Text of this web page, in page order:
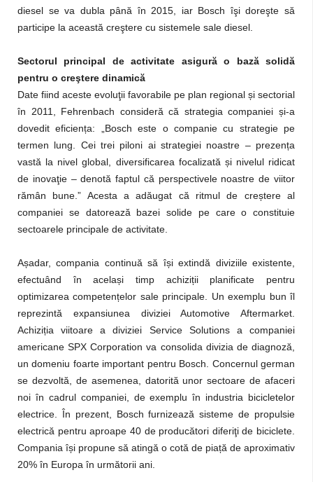
diesel se va dubla până în 2015, iar Bosch îşi doreşte să
participe la această creştere cu sistemele sale diesel.
Sectorul principal de activitate asigură o bază solidă
pentru o creştere dinamică
Date fiind aceste evoluţii favorabile pe plan regional și sectorial
în 2011, Fehrenbach consideră că strategia companiei și-a
dovedit eficiența: „Bosch este o companie cu strategie pe
termen lung. Cei trei piloni ai strategiei noastre – prezența
vastă la nivel global, diversificarea focalizată și nivelul ridicat
de inovaţie – denotă faptul că perspectivele noastre de viitor
rămân bune.” Acesta a adăugat că ritmul de creștere al
companiei se datorează bazei solide pe care o constituie
sectoarele principale de activitate.
Așadar, compania continuă să își extindă diviziile existente,
efectuând în același timp achiziții planificate pentru
optimizarea competențelor sale principale. Un exemplu bun îl
reprezintă expansiunea diviziei Automotive Aftermarket.
Achiziția viitoare a diviziei Service Solutions a companiei
americane SPX Corporation va consolida divizia de diagnoză,
un domeniu foarte important pentru Bosch. Concernul german
se dezvoltă, de asemenea, datorită unor sectoare de afaceri
noi în cadrul companiei, de exemplu în industria bicicletelor
electrice. În prezent, Bosch furnizează sisteme de propulsie
electrică pentru aproape 40 de producători diferiţi de biciclete.
Compania își propune să atingă o cotă de piață de aproximativ
20% în Europa în următorii ani.